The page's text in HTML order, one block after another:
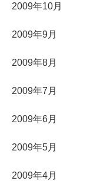
2009年10月
2009年9月
2009年8月
2009年7月
2009年6月
2009年5月
2009年4月